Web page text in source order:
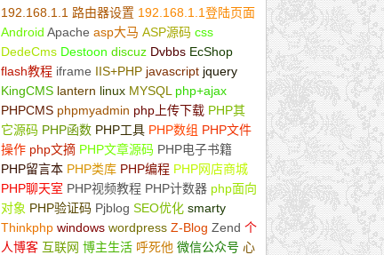
192.168.1.1 路由器设置 192.168.1.1登陆页面
Android Apache asp大马 ASP源码 css
DedeCms Destoon discuz Dvbbs EcShop
flash教程 iframe IIS+PHP javascript jquery
KingCMS lantern linux MYSQL php+ajax
PHPCMS phpmyadmin php上传下载 PHP其
它源码 PHP函数 PHP工具 PHP数组 PHP文件
操作 php文摘 PHP文章源码 PHP电子书籍
PHP留言本 PHP类库 PHP编程 PHP网店商城
PHP聊天室 PHP视频教程 PHP计数器 php面向
对象 PHP验证码 Pjblog SEO优化 smarty
Thinkphp windows wordpress Z-Blog Zend 个
人博客 互联网 博主生活 呼死他 微信公众号 心